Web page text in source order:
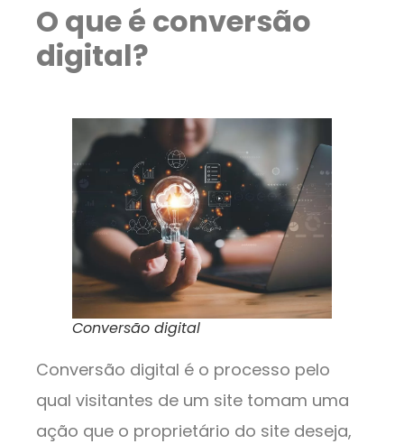
O que é conversão
digital?
Conversão digital
Conversão digital é o processo pelo
qual visitantes de um site tomam uma
ação que o proprietário do site deseja,